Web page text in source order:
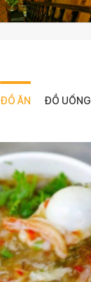
ĐỒ ĂN ĐỒ UỐNG